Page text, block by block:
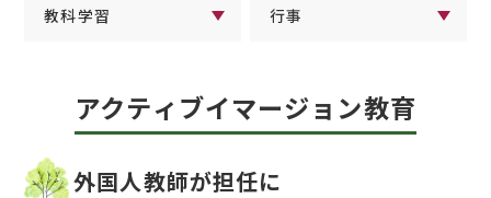
教科学習 行事
アクティブイマージョン教育
外国人教師が担任に